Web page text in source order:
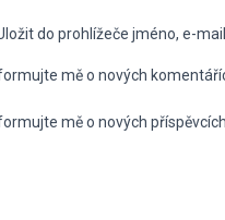
do prohlížeče jméno, e-
mě o nových
mě o nových